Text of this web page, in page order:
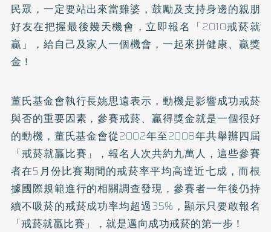
民眾，一定要站出來當雞婆，鼓勵及支持身邊的親朋
好友在把握最後幾天機會，立即報名「2010戒菸就
贏」，給自己及家人一個機會，一起來拼健康、贏獎
金！
董氏基金會執行長姚思遠表示，動機是影響成功戒菸
與否的重要因素，參賽戒菸、贏得獎金就是一個很好
的動機，董氏基金會從2002年至2008年共舉辦四屆
「戒菸就贏比賽」，報名人次共約九萬人，這些參賽
者在5月份比賽期間的戒菸率平均高達近七成，而根
據國際規範進行的相關調查發現，參賽者一年後仍持
續不吸菸的戒菸成功率均超過35%，顯示只要敢報名
「戒菸就贏比賽」，就是邁向成功戒菸的第一步！